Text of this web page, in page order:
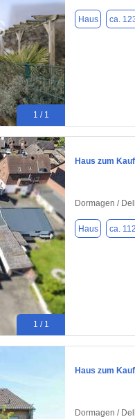
1 / 1
Haus ca.
1 / 1
Haus zum
Dormagen /
Haus ca.
Haus zum
Dormagen /